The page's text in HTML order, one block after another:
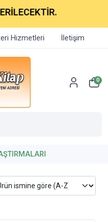
Hizmetleri İletişim
0